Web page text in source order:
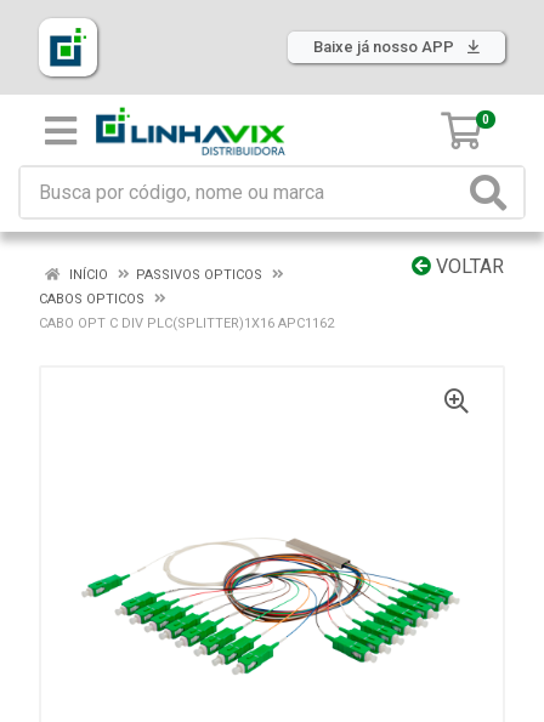
Baixe já nosso APP
0
VOLTAR
INÍCIO
PASSIVOS OPTICOS
CABOS OPTICOS
CABO OPT C DIV PLC(SPLITTER)1X16 APC1162